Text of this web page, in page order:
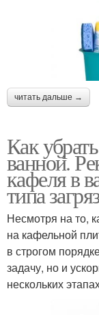
читать дальше →
Как
ванной.
кафеля в
типа
Несмотря на то,
на кафельной
в строгом
задачу, но и
нескольких